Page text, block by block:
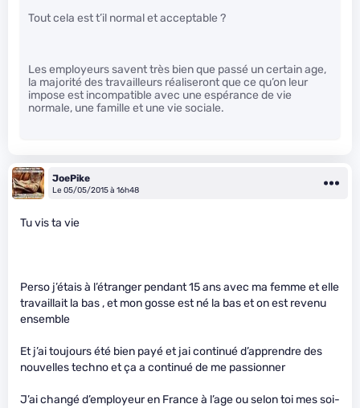
Tout cela est t’il normal et acceptable ?
Les employeurs savent très bien que passé un certain age,
la majorité des travailleurs réaliseront que ce qu’on leur
impose est incompatible avec une espérance de vie
normale, une famille et une vie sociale.
JoePike
Le 05/05/2015 à 16h48
Tu vis ta vie
Perso j’étais à l’étranger pendant 15 ans avec ma femme et elle
travaillait la bas , et mon gosse est né la bas et on est revenu
ensemble
Et j’ai toujours été bien payé et jai continué d’apprendre des
nouvelles techno et ça a continué de me passionner
J’ai changé d’employeur en France à l’age ou selon toi mes soi-